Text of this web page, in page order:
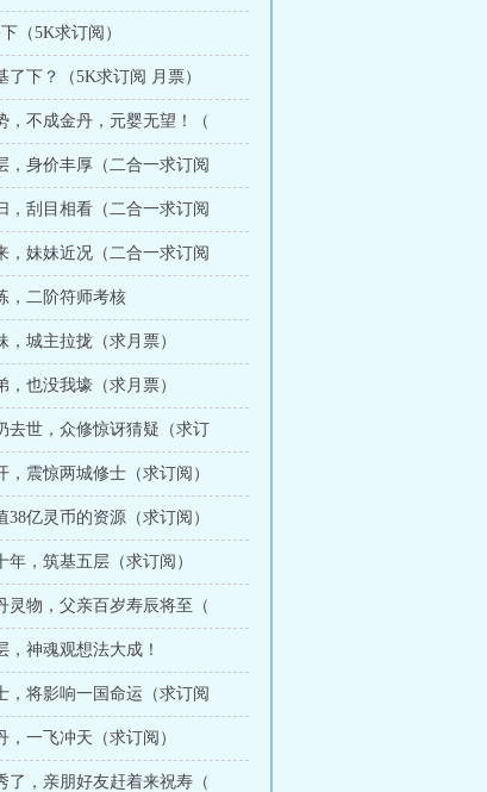
（5K求订阅）
了下？（5K求订阅 月票）
，不成金丹，元婴无望！（
，身价丰厚（二合一求订阅
，刮目相看（二合一求订阅
，妹妹近况（二合一求订阅
，二阶符师考核
，城主拉拢（求月票）
，也没我壕（求月票）
去世，众修惊讶猜疑（求订
，震惊两城修士（求订阅）
38亿灵币的资源（求订阅）
年，筑基五层（求订阅）
灵物，父亲百岁寿辰将至（
，神魂观想法大成！
，将影响一国命运（求订阅
，一飞冲天（求订阅）
了，亲朋好友赶着来祝寿（